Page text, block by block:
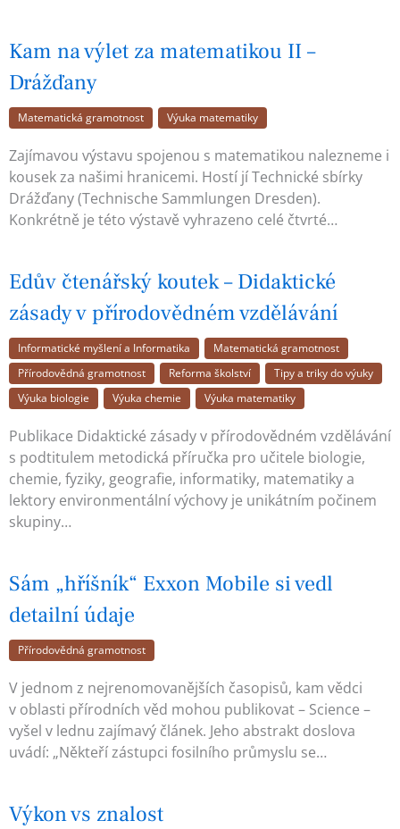
Kam na výlet za matematikou II –
Drážďany
Matematická gramotnost Výuka matematiky
Zajímavou výstavu spojenou s matematikou nalezneme i
kousek za našimi hranicemi. Hostí jí Technické sbírky
Drážďany (Technische Sammlungen Dresden).
Konkrétně je této výstavě vyhrazeno celé čtvrté…
Edův čtenářský koutek – Didaktické
zásady v přírodovědném vzdělávání
Informatické myšlení a Informatika
Matematická gramotnost
Přírodovědná gramotnost
Reforma školství
Tipy a triky do výuky
Výuka biologie
Výuka chemie Výuka matematiky
Publikace Didaktické zásady v přírodovědném vzdělávání
s podtitulem metodická příručka pro učitele biologie,
chemie, fyziky, geografie, informatiky, matematiky a
lektory environmentální výchovy je unikátním počinem
skupiny…
Sám „hříšník“ Exxon Mobile si vedl
detailní údaje
Přírodovědná gramotnost
V jednom z nejrenomovanějších časopisů, kam vědci
v oblasti přírodních věd mohou publikovat – Science –
vyšel v lednu zajímavý článek. Jeho abstrakt doslova
uvádí: „Někteří zástupci fosilního průmyslu se…
Výkon vs znalost